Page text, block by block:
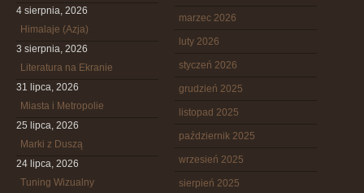
4 sierpnia, 2026
Himalaje (Azja)
3 sierpnia, 2026
Literatura na Ekranie
31 lipca, 2026
Miasta i Metropolie
25 lipca, 2026
Marki z Duszą
24 lipca, 2026
Tuning Wizualny
marzec 2026
luty 2026
styczeń 2026
grudzień 2025
listopad 2025
październik 2025
wrzesień 2025
sierpień 2025